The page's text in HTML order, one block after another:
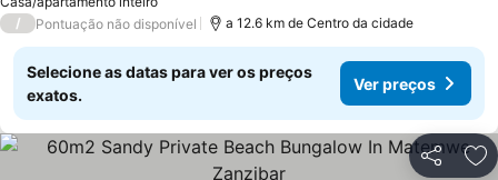
/
Pontuação não disponível a 12.6 km de Centro da cidade
Selecione as datas para ver os preços
exatos.
Ver preços
Partilhar